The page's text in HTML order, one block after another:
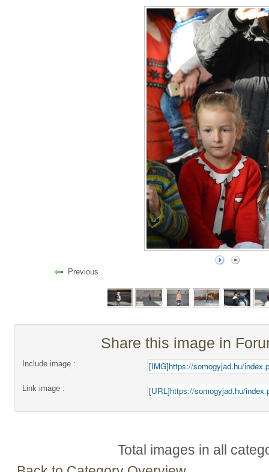
Previous
Share this image in
Include image :
Link image :
Total images in all